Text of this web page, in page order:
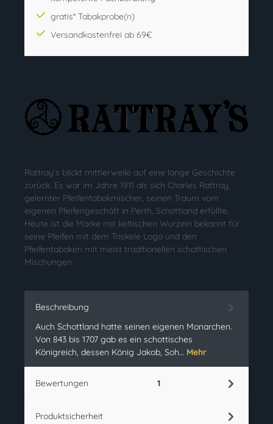
gratis* Tabakprobe(n)
Versandkostenfrei ab 69€
Rattray's blickt mittlerweile auf eine lange Geschichte
zurück. Es war im Jahre 1911 als sich Charles Rattray,
gelernter Pfeifentabakmischer, seinen Traum vom
eigenen Pfeifengeschäft in Perth, Schottland erfüllte.
Heute ist die Marke mit keltischen Wurzeln bekannt für
seine Pfeifen mit dem Triskele Logo und den
Pfeifentabaken mit meist traditionellen schottischen
Mischungen.
Beschreibung
Auch Schottland hatte seinen eigenen Monarchen.
Von 843 bis 1707 gab es ein schottisches
Königreich, dessen König Jakob, Soh… Mehr
Bewertungen 1
Produktsicherheit